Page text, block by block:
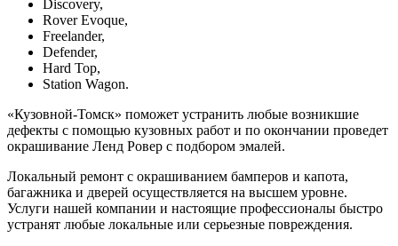
Discovery,
Rover Evoque,
Freelander,
Defender,
Hard Top,
Station Wagon.
«Кузовной-Томск» поможет устранить любые возникшие
дефекты с помощью кузовных работ и по окончании проведет
окрашивание Ленд Ровер с подбором эмалей.
Локальный ремонт с окрашиванием бамперов и капота,
багажника и дверей осуществляется на высшем уровне.
Услуги нашей компании и настоящие профессионалы быстро
устранят любые локальные или серьезные повреждения.